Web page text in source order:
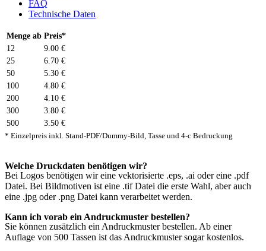
FAQ
Technische Daten
Menge ab Preis*
12
9.00 €
25
6.70 €
50
5.30 €
100
4.80 €
200
4.10 €
300
3.80 €
500
3.50 €
* Einzelpreis inkl. Stand-PDF/Dummy-Bild, Tasse und 4-c Bedruckung
Welche Druckdaten benötigen wir?
Bei Logos benötigen wir eine vektorisierte .eps, .ai oder eine .pdf
Datei. Bei Bildmotiven ist eine .tif Datei die erste Wahl, aber auch
eine .jpg oder .png Datei kann verarbeitet werden.
Kann ich vorab ein Andruckmuster bestellen?
Sie können zusätzlich ein Andruckmuster bestellen. Ab einer
Auflage von 500 Tassen ist das Andruckmuster sogar kostenlos.